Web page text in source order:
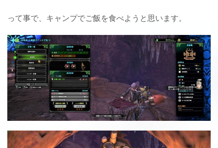
って事で、キャンプでご飯を食べようと思います。